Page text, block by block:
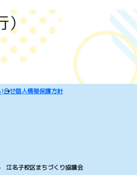
）
合せ個人情報保護方針
名子校区まちづくり協議会